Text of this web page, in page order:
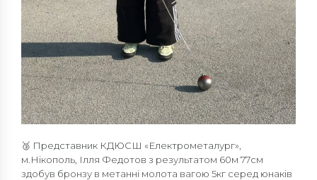
🥉 Представник КДЮСШ «Електрометалург»,
м.Нікополь, Ілля Федотов з результатом 60м 77см
здобув бронзу в метанні молота вагою 5кг серед юнаків